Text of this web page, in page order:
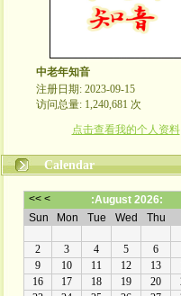
中老年知音
注册日期: 2023-09-15
访问总量: 1,240,681 次
点击查看我的个人资料
Calendar